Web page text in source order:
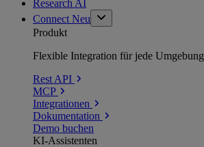
Research AI
Connect Neu
Produkt
Flexible Integration für jede Umgebung
Rest API
MCP
Integrationen
Dokumentation
Demo buchen
KI-Assistenten